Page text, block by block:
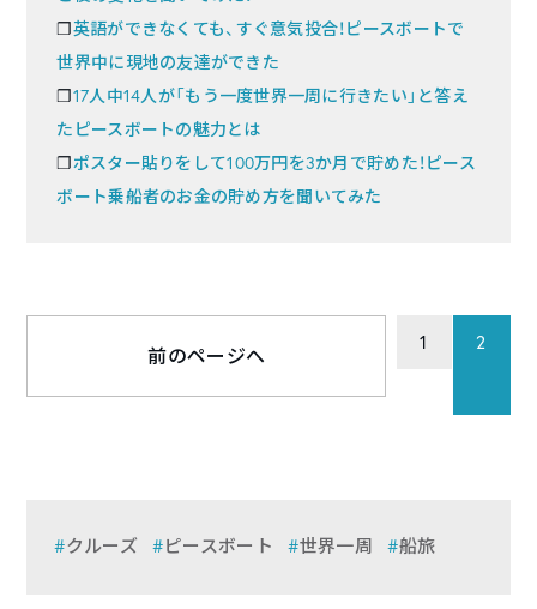
❐英語ができなくても、すぐ意気投合！ピースボートで
世界中に現地の友達ができた
❐17人中14人が「もう一度世界一周に行きたい」と答え
たピースボートの魅力とは
❐ポスター貼りをして100万円を3か月で貯めた！ピース
ボート乗船者のお金の貯め方を聞いてみた
前のページへ
1 2
クルーズ ピースボート 世界一周 船旅